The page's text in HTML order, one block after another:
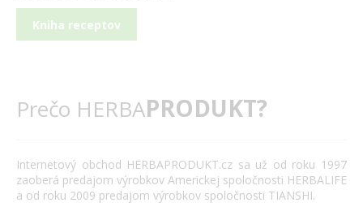
Kniha receptov
Prečo HERBAPRODUKT?
Internetový obchod HERBAPRODUKT.cz sa už od roku 1997
zaoberá predajom výrobkov Americkej spoločnosti HERBALIFE
a od roku 2009 predajom výrobkov spoločnosti TIANSHI.